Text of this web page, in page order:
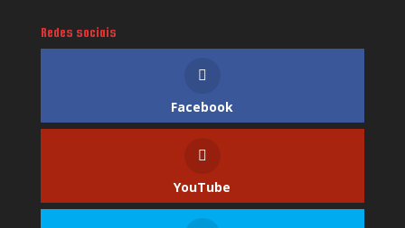
Redes sociais
Facebook
YouTube